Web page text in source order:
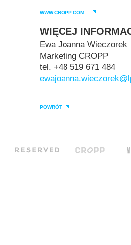
WWW.CROPP.COM
WIĘCEJ
Ewa Joanna Wieczorek
Marketing CROPP
tel. +48 519 671 484
POWRÓT